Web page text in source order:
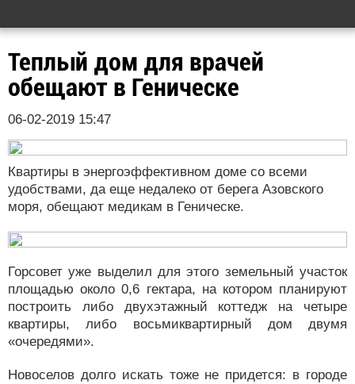
Теплый дом для врачей
обещают в Геническе
06-02-2019 15:47
Квартиры в энергоэффективном доме со всеми
удобствами, да еще недалеко от берега Азовского
моря, обещают медикам в Геническе.
Горсовет уже выделил для этого земельный участок
площадью около 0,6 гектара, на котором планируют
построить либо двухэтажный коттедж на четыре
квартиры, либо восьмиквартирный дом двумя
«очередями».
Новоселов долго искать тоже не придется: в городе